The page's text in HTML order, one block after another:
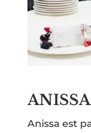
Anissa est